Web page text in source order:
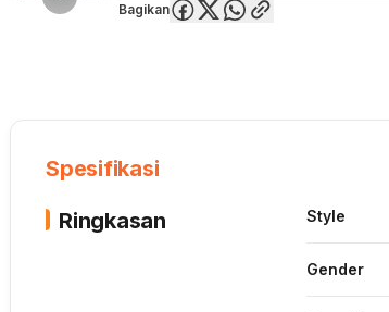
Bagikan
Spesifikasi
Ringkasan
Style
Gender